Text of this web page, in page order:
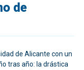
de
de Alicante con un
tras año: la drástica